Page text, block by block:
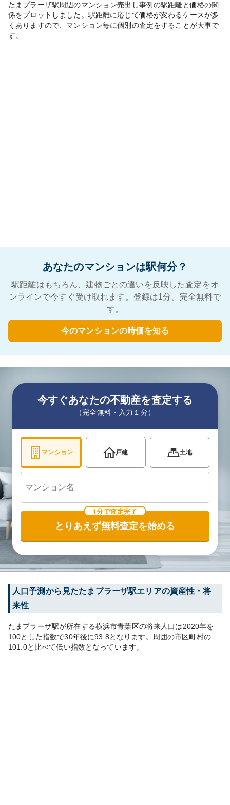
たまプラーザ駅周辺のマンション売出し事例の駅距離と価格の関
係をプロットしました。駅距離に応じて価格が変わるケースが多
くありますので、マンション毎に個別の査定をすることが大事で
す。
あなたのマンションは駅何分？
駅距離はもちろん、建物ごとの違いを反映した査定をオ
ンラインで今すぐ受け取れます。登録は1分。完全無料で
す。
今のマンションの時価を知る
今すぐあなたの不動産を査定する
（完全無料・入力１分）
マンション 戸建 土地
1分で査定完了
とりあえず無料査定を始める
人口予測から見たたまプラーザ駅エリアの資産性・将
来性
たまプラーザ駅が所在する横浜市青葉区の将来人口は2020年を
100とした指数で30年後に93.8となります。
周囲の市区町村の
101.0と比べて低い指数となっています。